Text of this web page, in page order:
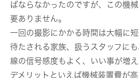
ばならなかったのですが、この機
要ありません。
一回の撮影にかかる時間は大幅に
待たされる家族、扱うスタッフに
線の信号感度もよく、いい事が増え
デメリットといえば機械装置費が